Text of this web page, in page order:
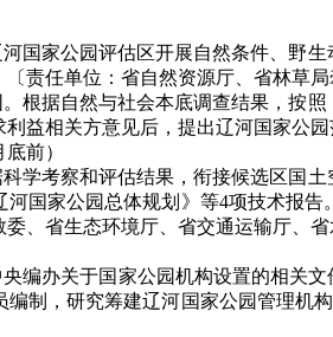
国家公园评估区开展自然条件、野
责任单位：省自然资源厅、省林草
根据自然与社会本底调查结果，按
益相关方意见后，提出辽河国家公
前）
学考察和评估结果，衔接候选区国
国家公园总体规划》等4项技术报
、省生态环境厅、省交通运输厅、
编办关于国家公园机构设置的相
制，研究筹建辽河国家公园管理机